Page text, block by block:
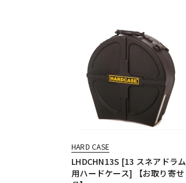
HARD CASE
LHDCHN13S [13 スネアドラム
用ハードケース] 【お取り寄せ